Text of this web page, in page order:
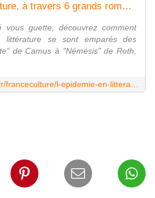
L'épidémie en littérature, à travers 6 grands romans
guette, découvrez comment
littérature se sont emparés des
de Camus à "Némésis" de Roth,